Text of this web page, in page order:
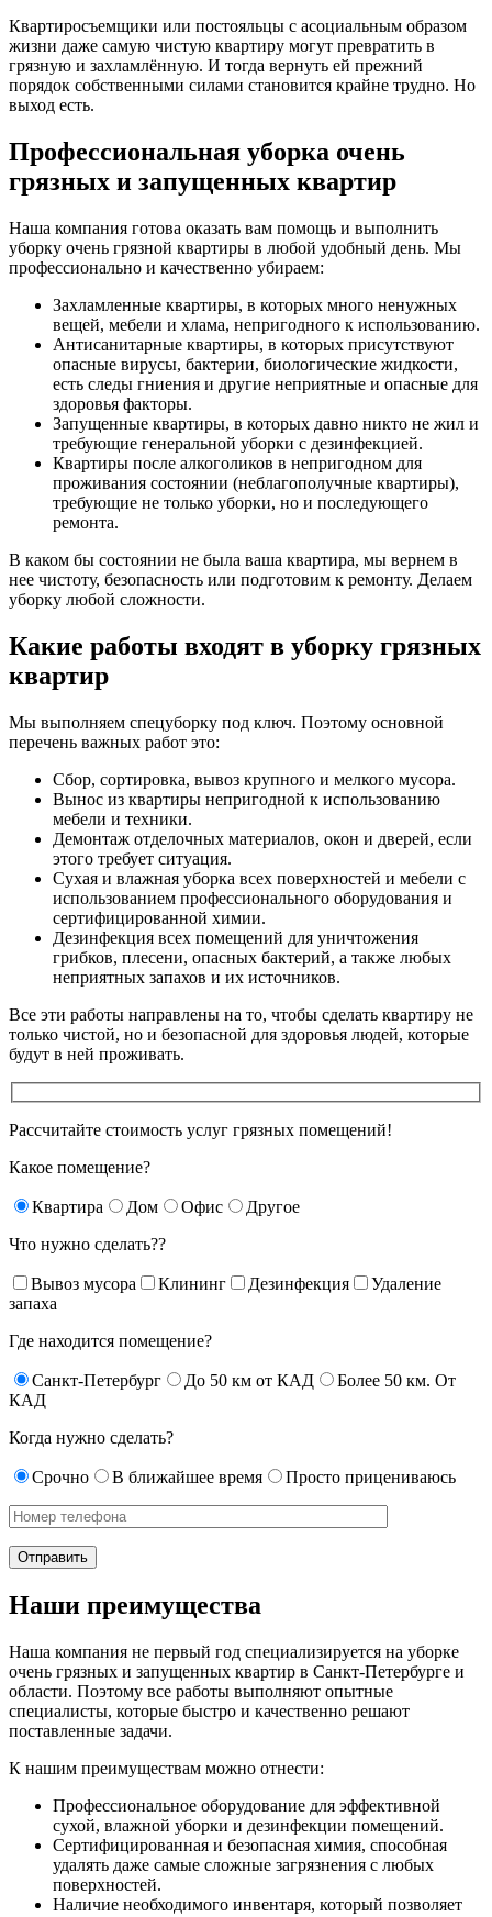
Квартиросъемщики или постояльцы с асоциальным образом
жизни даже самую чистую квартиру могут превратить в
грязную и захламлённую. И тогда вернуть ей прежний
порядок собственными силами становится крайне трудно. Но
выход есть.
Профессиональная уборка очень
грязных и запущенных квартир
Наша компания готова оказать вам помощь и выполнить
уборку очень грязной квартиры в любой удобный день. Мы
профессионально и качественно убираем:
Захламленные квартиры, в которых много ненужных
вещей, мебели и хлама, непригодного к использованию.
Антисанитарные квартиры, в которых присутствуют
опасные вирусы, бактерии, биологические жидкости,
есть следы гниения и другие неприятные и опасные для
здоровья факторы.
Запущенные квартиры, в которых давно никто не жил и
требующие генеральной уборки с дезинфекцией.
Квартиры после алкоголиков в непригодном для
проживания состоянии (неблагополучные квартиры),
требующие не только уборки, но и последующего
ремонта.
В каком бы состоянии не была ваша квартира, мы вернем в
нее чистоту, безопасность или подготовим к ремонту. Делаем
уборку любой сложности.
Какие работы входят в уборку грязных
квартир
Мы выполняем спецуборку под ключ. Поэтому основной
перечень важных работ это:
Сбор, сортировка, вывоз крупного и мелкого мусора.
Вынос из квартиры непригодной к использованию
мебели и техники.
Демонтаж отделочных материалов, окон и дверей, если
этого требует ситуация.
Сухая и влажная уборка всех поверхностей и мебели с
использованием профессионального оборудования и
сертифицированной химии.
Дезинфекция всех помещений для уничтожения
грибков, плесени, опасных бактерий, а также любых
неприятных запахов и их источников.
Все эти работы направлены на то, чтобы сделать квартиру не
только чистой, но и безопасной для здоровья людей, которые
будут в ней проживать.
Рассчитайте стоимость услуг грязных помещений!
Какое помещение?
Квартира Дом Офис
Другое
Что нужно сделать??
Вывоз мусора Клининг Дезинфекция
Удаление
запаха
Где находится помещение?
Санкт-Петербург До 50 км от КАД
Более 50 км. От
КАД
Когда нужно сделать?
Срочно В ближайшее время Просто прицениваюсь
Наши преимущества
Наша компания не первый год специализируется на уборке
очень грязных и запущенных квартир в Санкт-Петербурге и
области. Поэтому все работы выполняют опытные
специалисты, которые быстро и качественно решают
поставленные задачи.
К нашим преимуществам можно отнести:
Профессиональное оборудование для эффективной
сухой, влажной уборки и дезинфекции помещений.
Сертифицированная и безопасная химия, способная
удалять даже самые сложные загрязнения с любых
поверхностей.
Наличие необходимого инвентаря, который позволяет